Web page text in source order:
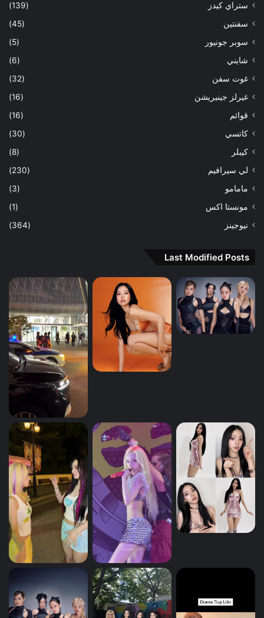
ستراي كيدز
(139)
سفنتين
(45)
سوبر جونيور
(5)
شايني
(6)
غوت سفن
(32)
غيرلز جينيريشن
(16)
قوائم
(16)
كاتسي
(30)
كيبلر
(8)
لي سيرافيم
(230)
مامامو
(3)
مونستا اكس
(1)
نيوجينز
(364)
Last Modified Posts